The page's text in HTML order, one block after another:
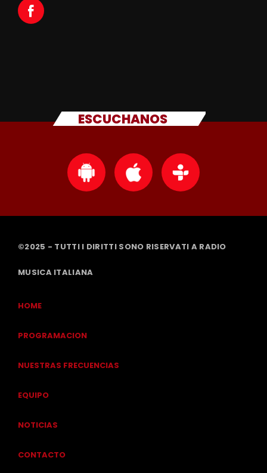
ESCUCHANOS
©2025 - TUTTI I DIRITTI SONO RISERVATI A RADIO
MUSICA ITALIANA
HOME
PROGRAMACION
NUESTRAS FRECUENCIAS
EQUIPO
NOTICIAS
CONTACTO